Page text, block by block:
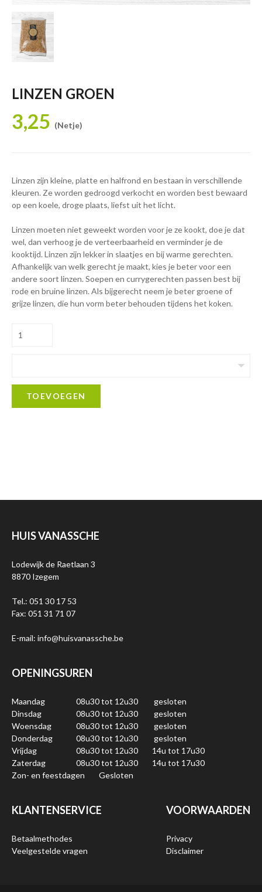
LINZEN GROEN
3,25 (Netje)
Linzen zijn kleine, platte en halfrond en bestaan in verschillende
kleuren. Ze worden gedroogd verkocht en worden best bewaard
op een koele, droge plaats, liefst uit het licht.
Linzen moeten niet geweekt worden voor je ze kookt, doe je dat
wel, dan verhoog je de verteerbaarheid en verminder je de
kooktijd. Linzen zijn lekker in slaatjes en bij warme gerechten.
Afhankelijk van welk gerecht je maakt, kies je beter voor een
andere soort linzen. Soepen en currygerechten passen best bij
rode en bruine linzen. Als bijgerecht neem je beter groene of
grijze linzen, die hun vorm beter behouden tijdens het koken.
TOEVOEGEN
HUIS VANASSCHE
Lodewijk de Raetlaan 3
8870 Izegem
Tel.: 051 30 17 53
Fax: 051 31 71 07
E-mail: info@huisvanassche.be
OPENINGSUREN
Maandag 08u30 tot 12u30
gesloten
Dinsdag
08u30 tot 12u30
gesloten
Woensdag
08u30 tot 12u30
gesloten
Donderdag
08u30 tot 12u30
gesloten
Vrijdag
08u30 tot 12u30
14u tot 17u30
Zaterdag
08u30 tot 12u30
14u tot 17u30
Zon- en feestdagen
Gesloten
KLANTENSERVICE
Betaalmethodes
Veelgestelde vragen
VOORWAARDEN
Privacy
Disclaimer